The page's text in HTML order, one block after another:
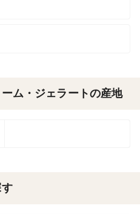
ム・ジェラートの産地